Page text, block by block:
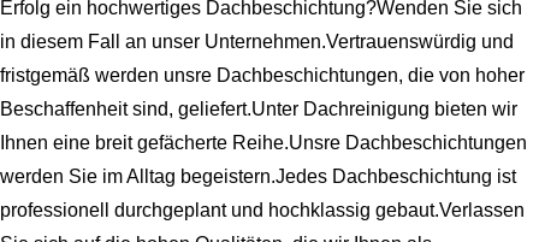
Erfolg ein hochwertiges Dachbeschichtung?Wenden Sie sich
in diesem Fall an unser Unternehmen.Vertrauenswürdig und
fristgemäß werden unsre Dachbeschichtungen, die von hoher
Beschaffenheit sind, geliefert.Unter Dachreinigung bieten wir
Ihnen eine breit gefächerte Reihe.Unsre Dachbeschichtungen
werden Sie im Alltag begeistern.Jedes Dachbeschichtung ist
professionell durchgeplant und hochklassig gebaut.Verlassen